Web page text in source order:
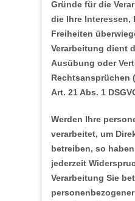
Gründe für die
die Ihre Interessen,
Freiheiten
Verarbeitung dient
Ausübung oder
Rechtsansprüchen
Art. 21 Abs. 1
Werden Ihre
verarbeitet, um
betreiben, so
jederzeit
Verarbeitung Sie